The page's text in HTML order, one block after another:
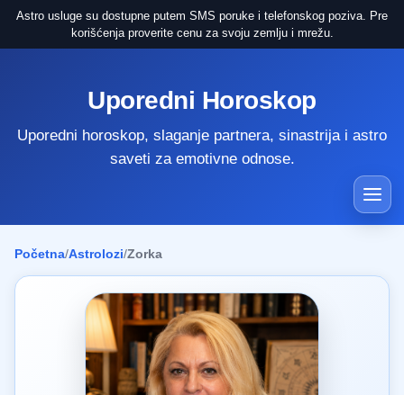
Astro usluge su dostupne putem SMS poruke i telefonskog poziva. Pre
korišćenja proverite cenu za svoju zemlju i mrežu.
Uporedni Horoskop
Uporedni horoskop, slaganje partnera, sinastrija i astro
saveti za emotivne odnose.
Početna/Astrolozi/Zorka